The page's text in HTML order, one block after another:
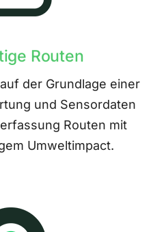
Routen
der Grundlage einer
und Sensordaten
Routen mit
Umweltimpact.